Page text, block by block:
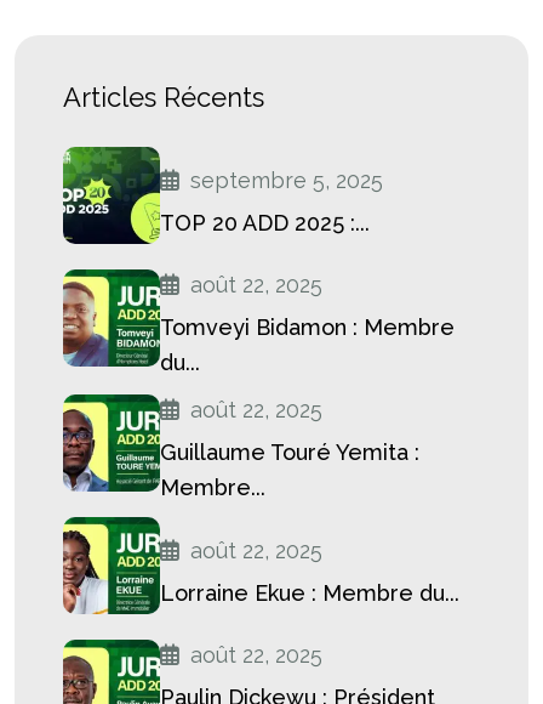
Articles Récents
septembre 5, 2025
TOP 20 ADD 2025 :...
août 22, 2025
Tomveyi Bidamon : Membre
du...
août 22, 2025
Guillaume Touré Yemita :
Membre...
août 22, 2025
Lorraine Ekue : Membre du...
août 22, 2025
Paulin Dickewu : Président